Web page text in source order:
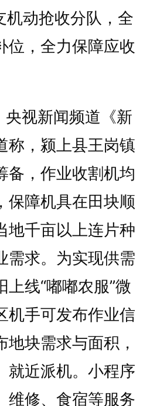
机动抢收分队，全
位，全力保障应收
视新闻频道《新
称，颍上县王岗镇
备，作业收割机均
保障机具在田块顺
地千亩以上连片种
需求。为实现供需
上线“嘟嘟农服”微
机手可发布作业信
地块需求与面积，
就近派机。小程序
维修、食宿等服务